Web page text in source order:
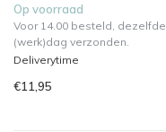
Op voorraad
Voor 14.00 besteld, dezelfde
(werk)dag verzonden.
Deliverytime
€11,95